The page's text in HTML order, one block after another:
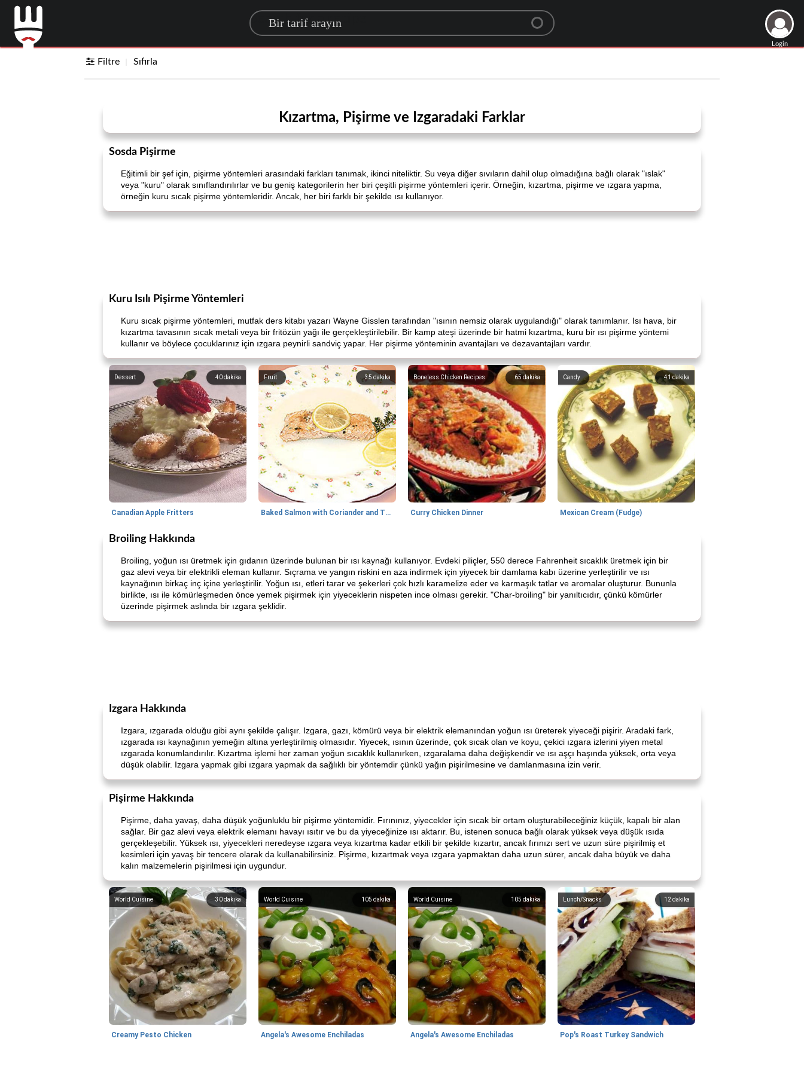
Search for a recipe
Login
Filtre Sıfırla
Kızartma, Pişirme ve Izgaradaki Farklar
Sosda Pişirme
Eğitimli bir şef için, pişirme yöntemleri arasındaki farkları tanımak, ikinci niteliktir. Su veya diğer sıvıların dahil olup olmadığına bağlı olarak "ıslak"
veya "kuru" olarak sınıflandırılırlar ve bu geniş kategorilerin her biri çeşitli pişirme yöntemleri içerir. Örneğin, kızartma, pişirme ve ızgara yapma,
örneğin kuru sıcak pişirme yöntemleridir. Ancak, her biri farklı bir şekilde ısı kullanıyor.
Kuru Isılı Pişirme Yöntemleri
Kuru sıcak pişirme yöntemleri, mutfak ders kitabı yazarı Wayne Gisslen tarafından "ısının nemsiz olarak uygulandığı" olarak tanımlanır. Isı hava, bir
kızartma tavasının sıcak metali veya bir fritözün yağı ile gerçekleştirilebilir. Bir kamp ateşi üzerinde bir hatmi kızartma, kuru bir ısı pişirme yöntemi
kullanır ve böylece çocuklarınız için ızgara peynirli sandviç yapar. Her pişirme yönteminin avantajları ve dezavantajları vardır.
40dakika
Dessert
Canadian Apple Fritters
35 dakika
Fruit
Baked Salmon with Coriander and Thyme
65 dakika
Boneless Chicken Recipes
Curry Chicken Dinner
41 dakika
Candy
Mexican Cream (Fudge)
Broiling Hakkında
Broiling, yoğun ısı üretmek için gıdanın üzerinde bulunan bir ısı kaynağı kullanıyor. Evdeki piliçler, 550 derece Fahrenheit sıcaklık üretmek için bir
gaz alevi veya bir elektrikli eleman kullanır. Sıçrama ve yangın riskini en aza indirmek için yiyecek bir damlama kabı üzerine yerleştirilir ve ısı
kaynağının birkaç inç içine yerleştirilir. Yoğun ısı, etleri tarar ve şekerleri çok hızlı karamelize eder ve karmaşık tatlar ve aromalar oluşturur. Bununla
birlikte, ısı ile kömürleşmeden önce yemek pişirmek için yiyeceklerin nispeten ince olması gerekir. "Char-broiling" bir yanıltıcıdır, çünkü kömürler
üzerinde pişirmek aslında bir ızgara şeklidir.
Izgara Hakkında
Izgara, ızgarada olduğu gibi aynı şekilde çalışır. Izgara, gazı, kömürü veya bir elektrik elemanından yoğun ısı üreterek yiyeceği pişirir. Aradaki fark,
ızgarada ısı kaynağının yemeğin altına yerleştirilmiş olmasıdır. Yiyecek, ısının üzerinde, çok sıcak olan ve koyu, çekici ızgara izlerini yiyen metal
ızgarada konumlandırılır. Kızartma işlemi her zaman yoğun sıcaklık kullanırken, ızgaralama daha değişkendir ve ısı aşçı haşında yüksek, orta veya
düşük olabilir. Izgara yapmak gibi ızgara yapmak da sağlıklı bir yöntemdir çünkü yağın pişirilmesine ve damlanmasına izin verir.
Pişirme Hakkında
Pişirme, daha yavaş, daha düşük yoğunluklu bir pişirme yöntemidir. Fırınınız, yiyecekler için sıcak bir ortam oluşturabileceğiniz küçük, kapalı bir alan
sağlar. Bir gaz alevi veya elektrik elemanı havayı ısıtır ve bu da yiyeceğinize ısı aktarır. Bu, istenen sonuca bağlı olarak yüksek veya düşük ısıda
gerçekleşebilir. Yüksek ısı, yiyecekleri neredeyse ızgara veya kızartma kadar etkili bir şekilde kızartır, ancak fırınızı sert ve uzun süre pişirilmiş et
kesimleri için yavaş bir tencere olarak da kullanabilirsiniz. Pişirme, kızartmak veya ızgara yapmaktan daha uzun sürer, ancak daha büyük ve daha
kalın malzemelerin pişirilmesi için uygundur.
30dakika
World Cuisine
Creamy Pesto Chicken
105 dakika
World Cuisine
Angela's Awesome Enchiladas
105 dakika
World Cuisine
Angela's Awesome Enchiladas
12 dakika
Lunch/Snacks
Pop's Roast Turkey Sandwich